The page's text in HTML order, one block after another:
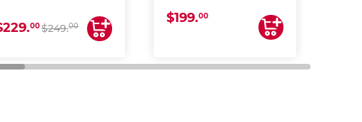
00$249.00
$199.00